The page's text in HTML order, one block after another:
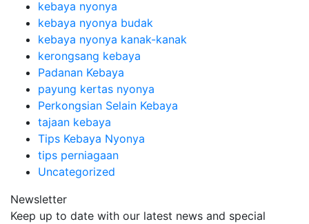
kebaya nyonya
kebaya nyonya budak
kebaya nyonya kanak-kanak
kerongsang kebaya
Padanan Kebaya
payung kertas nyonya
Perkongsian Selain Kebaya
tajaan kebaya
Tips Kebaya Nyonya
tips perniagaan
Uncategorized
Newsletter
Keep up to date with our latest news and special